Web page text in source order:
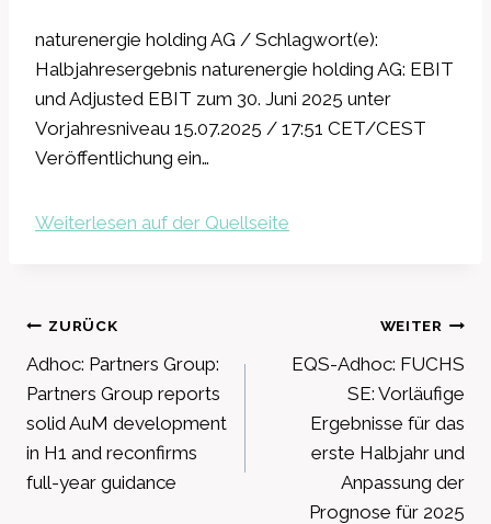
naturenergie holding AG / Schlagwort(e):
Halbjahresergebnis naturenergie holding AG: EBIT
und Adjusted EBIT zum 30. Juni 2025 unter
Vorjahresniveau 15.07.2025 / 17:51 CET/CEST
Veröffentlichung ein…
Weiterlesen auf der Quellseite
Beitragsnavigation
ZURÜCK
Adhoc: Partners Group:
Partners Group reports
solid AuM development
in H1 and reconfirms
full-year guidance
WEITER
EQS-Adhoc: FUCHS
SE: Vorläufige
Ergebnisse für das
erste Halbjahr und
Anpassung der
Prognose für 2025